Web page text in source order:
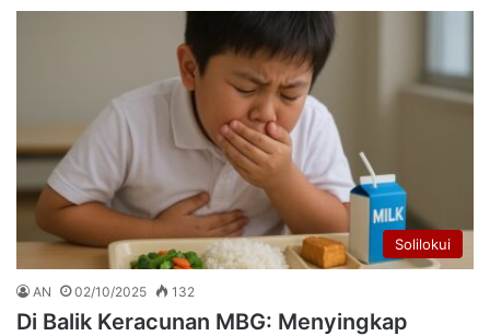
Solilokui
AN 02/10/2025 132
Di Balik Keracunan MBG: Menyingkap